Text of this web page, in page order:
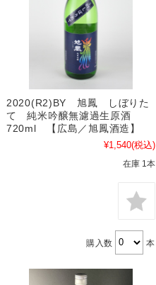
2020(R2)BY 旭鳳 しぼりた
て 純米吟醸無濾過生原酒
720ml 【広島／旭鳳酒造】
¥1,540(税込)
在庫 1本
購入数 本